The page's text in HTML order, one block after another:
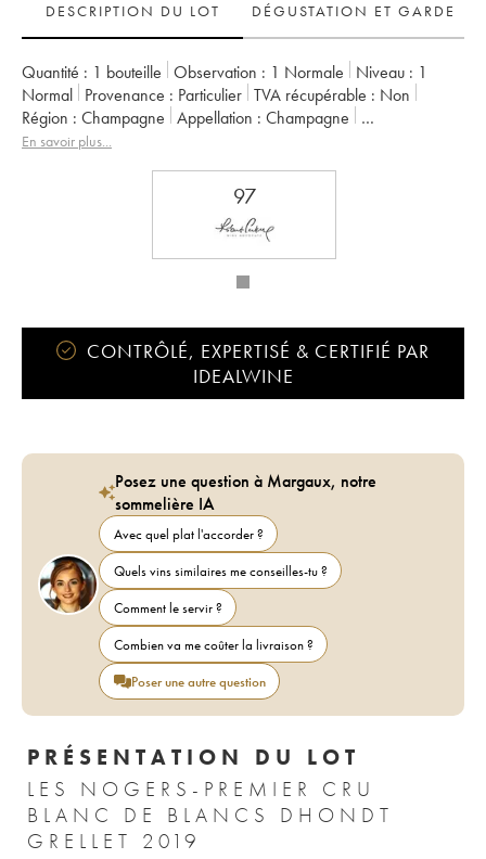
DESCRIPTION DU LOT
DÉGUSTATION ET GARDE
Quantité : 1 bouteille Observation : 1 Normale Niveau : 1
Normal
Provenance : particulier TVA récupérable :
non
Région :
Champagne Appellation :
Champagne
Propriétaire :
En savoir plus...
97
CONTRÔLÉ, EXPERTISÉ & CERTIFIÉ PAR
IDEALWINE
Posez une question à Margaux, notre
sommelière IA
Avec quel plat l'accorder ?
Quels vins similaires me conseilles-tu ?
Comment le servir ?
Combien va me coûter la livraison ?
Poser une autre question
PRÉSENTATION DU LOT
LES NOGERS-PREMIER CRU
BLANC DE BLANCS DHONDT
GRELLET 2019